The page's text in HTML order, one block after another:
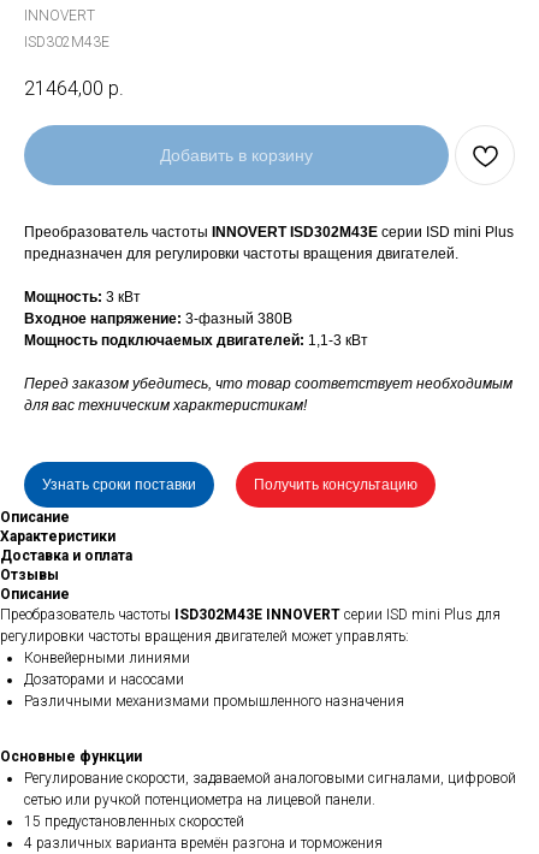
INNOVERT
ISD302M43E
21464,00 р.
Добавить в корзину
Преобразователь частоты INNOVERT ISD302M43E серии ISD mini Plus
предназначен для регулировки частоты вращения двигателей.
Мощность: 3 кВт
Входное напряжение: 3-фазный 380В
Мощность подключаемых двигателей: 1,1-3 кВт
Перед заказом убедитесь, что товар соответствует необходимым
для вас техническим характеристикам!
Узнать сроки поставки
Получить консультацию
Описание
Характеристики
Доставка и оплата
Отзывы
Описание
Преобразователь частоты
ISD302M43E INNOVERT серии ISD mini Plus для
регулировки частоты вращения двигателей может управлять:
Конвейерными линиями
Дозаторами и насосами
Различными механизмами промышленного назначения
Основные функции
Регулирование скорости, задаваемой аналоговыми сигналами, цифровой
сетью или ручкой потенциометра на лицевой панели.
15 предустановленных скоростей
4 различных варианта времён разгона и торможения